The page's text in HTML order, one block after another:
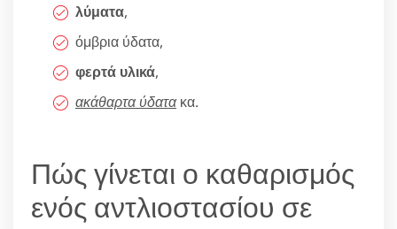
λύματα,
όμβρια ύδατα,
φερτά υλικά,
ακάθαρτα ύδατακα.
Πώς γίνεται ο καθαρισμός
ενός αντλιοστασίου σε